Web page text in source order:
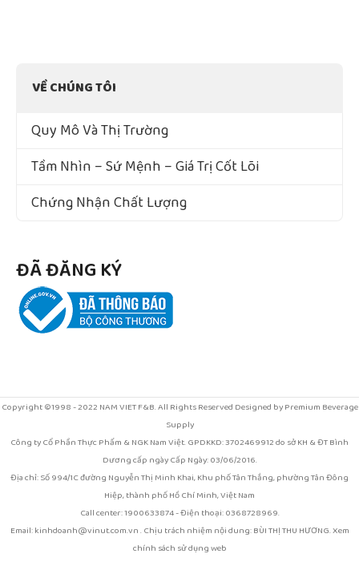
VỀ CHÚNG TÔI
Quy Mô Và Thị Trường
Tầm Nhìn – Sứ Mệnh – Giá Trị Cốt Lõi
Chứng Nhận Chất Lượng
ĐÃ ĐĂNG KÝ
Copyright ©1998 - 2022 NAM VIET F&B. All Rights Reserved Designed by Premium Beverage
Supply
Công ty Cổ Phần Thực Phẩm & NGK Nam Việt. GPDKKD: 3702469912 do sở KH & ĐT Bình
Dương cấp ngày Cấp Ngày: 03/06/2016.
Địa chỉ: Số 994/1C đường Nguyễn Thị Minh Khai, Khu phố Tân Thắng, phường Tân Đông
Hiệp, thành phố Hồ Chí Minh, Việt Nam
Call center: 1900633874 - Điện thoại: 0368728969.
Email: kinhdoanh@vinut.com.vn . Chịu trách nhiệm nội dung: BÙI THỊ THU HƯƠNG. Xem
chính sách sử dụng web